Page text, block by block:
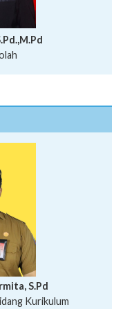
S.Pd
Kurikulum
S.Pd., M.Sn
S.Pd.